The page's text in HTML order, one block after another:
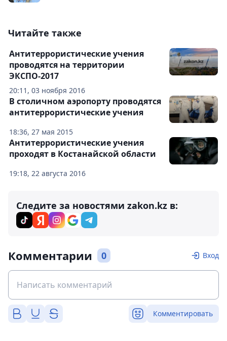
Читайте также
20:11, 03 ноября 2016
Антитеррористические учения
проводятся на территории
ЭКСПО-2017
18:36, 27 мая 2015
В столичном аэропорту проводятся
антитеррористические учения
19:18, 22 августа 2016
Антитеррористические учения
проходят в Костанайской области
Следите за новостями zakon.kz в:
Комментарии 0 Вход
Комментировать